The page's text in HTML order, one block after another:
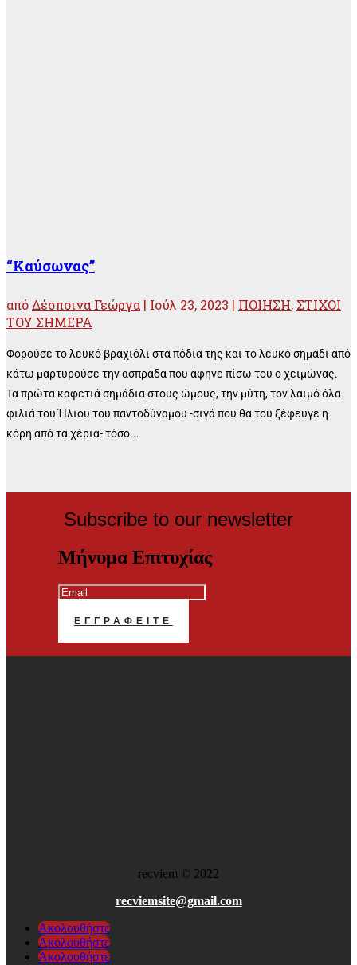
“Καύσωνας”
απόΔέσποινα Γεώργα | Ιούλ 23, 2023 | ΠΟΙΗΣΗ, ΣΤΙΧΟΙ
ΤΟΥ ΣΗΜΕΡΑ
Φορούσε το λευκό βραχιόλι στα πόδια της και το λευκό σημάδι από
κάτω μαρτυρούσε την ασπράδα που άφηνε πίσω του ο χειμώνας.
Τα πρώτα καφετιά σημάδια στους ώμους, την μύτη, τον λαιμό όλα
φιλιά του Ήλιου του παντοδύναμου -σιγά που θα του ξέφευγε η
κόρη από τα χέρια- τόσο...
Subscribe to our newsletter
Μήνυμα Επιτυχίας
ΕΓΓΡΑΦΕΊΤΕ
recviem © 2022
recviemsite@gmail.com
Ακολουθήστε
Ακολουθήστε
Ακολουθήστε